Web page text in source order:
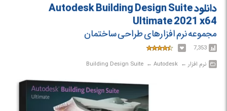
دانلود Autodesk Building Design Suite
Ultimate 2021 x64
مجموعه نرم افزارهای طراحی ساختمان
7,353
نرم افزار‎ ← ‏ Autodesk‎ ← ‏ Building Design Suite